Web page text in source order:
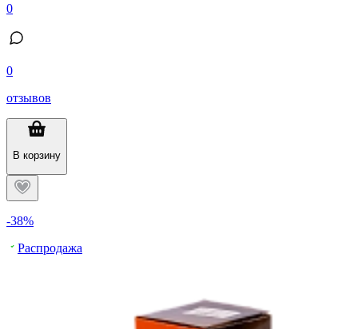
0
0
отзывов
В корзину
-38%
Распродажа